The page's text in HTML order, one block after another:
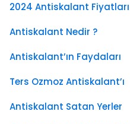
2024 Antiskalant Fiyatları
Antiskalant Nedir ?
Antiskalant’ın Faydaları
Ters Ozmoz Antiskalant’ı
Antiskalant Satan Yerler